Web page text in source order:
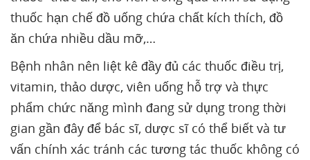
thuốc hạn chế đồ uống chứa chất kích thích, đồ
ăn chứa nhiều dầu mỡ,…
Bệnh nhân nên liệt kê đầy đủ các thuốc điều trị,
vitamin, thảo dược, viên uống hỗ trợ và thực
phẩm chức năng mình đang sử dụng trong thời
gian gần đây để bác sĩ, dược sĩ có thể biết và tư
vấn chính xác tránh các tương tác thuốc không có